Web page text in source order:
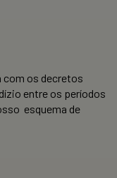
com os decretos
entre os períodos
esquema de